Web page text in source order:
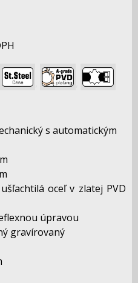
s automatickým
ušľachtilá oceľ v zlatej PVD
úpravou
gravírovaný